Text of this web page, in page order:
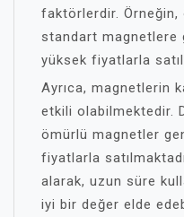
faktörlerdir. Örneğin,
standart magnetlere
yüksek fiyatlarla
Ayrıca, magnetlerin
etkili olabilmektedir.
ömürlü magnetler
fiyatlarla
alarak, uzun süre
iyi bir değer elde